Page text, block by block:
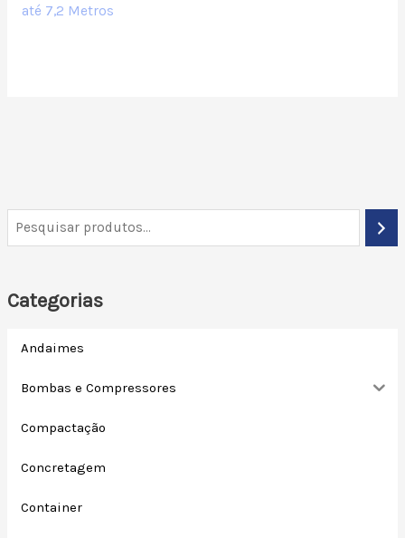
Categorias
Andaimes
Bombas e Compressores
Compactação
Concretagem
Container
até 7,2 Metros